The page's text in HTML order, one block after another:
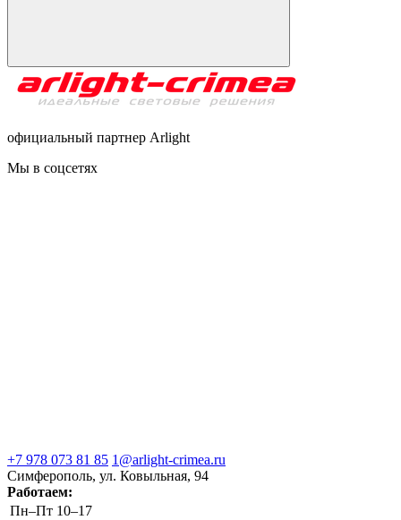
официальный партнер Arlight
Мы в соцсетях
+7 978 073 81 85 1@arlight-crimea.ru
Симферополь, ул. Ковыльная, 94
Работаем:
Пн–Пт 10–17